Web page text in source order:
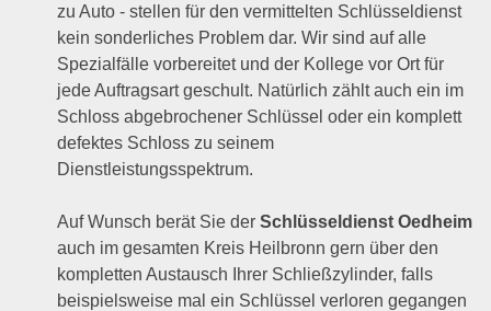
zu Auto - stellen für den vermittelten Schlüsseldienst
kein sonderliches Problem dar. Wir sind auf alle
Spezialfälle vorbereitet und der Kollege vor Ort für
jede Auftragsart geschult. Natürlich zählt auch ein im
Schloss abgebrochener Schlüssel oder ein komplett
defektes Schloss zu seinem
Dienstleistungsspektrum.
Auf Wunsch berät Sie derSchlüsseldienst Oedheim
auch im gesamten Kreis Heilbronn gern über den
kompletten Austausch Ihrer Schließzylinder, falls
beispielsweise mal ein Schlüssel verloren gegangen